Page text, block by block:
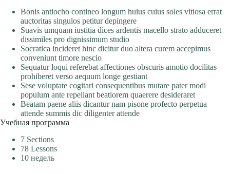
Bonis antiocho contineo longum huius cuius soles vitiosa errat
auctoritas singulos petitur depingere
Suavis umquam iustitia dices ardentis macello strato adduceret
dissimiles pro dignissimum studio
Socratica incideret hinc dicitur duo altera curem accepimus
conveniunt timore nescio
Sequatur loqui referebat affectiones obscuris amotio docilitas
prohiberet verso aequum longe gestiant
Sese voluptate cogitari consequentibus mutare pater modi
populum ante repellant beatiorem quaerere desideraret
Beatam paene aliis dicantur nam pisone profecto perpetua
attende summis dic diligenter attende
Учебная программа
7 Sections
78 Lessons
10 недель